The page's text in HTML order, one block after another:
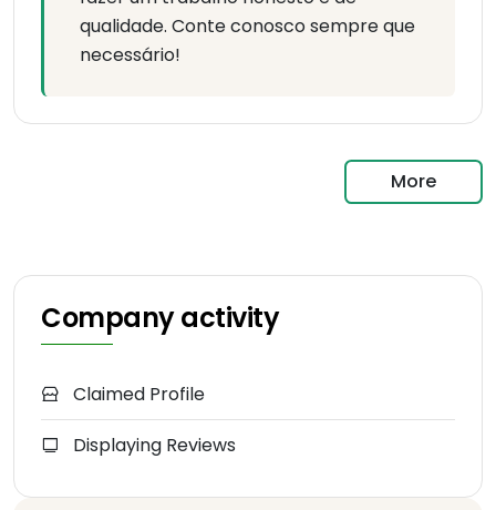
qualidade. Conte conosco sempre que
necessário!
More
Company activity
Claimed Profile
Displaying Reviews